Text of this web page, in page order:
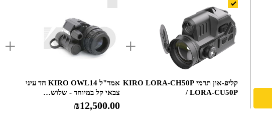
קליפ-און תרמי KIRO LORA-CH50P
/ LORA-CU50P
אמר"ל KIRO OWL14 חד עיני
צבאי קל במיוחד - שלוש…
₪12,500.00